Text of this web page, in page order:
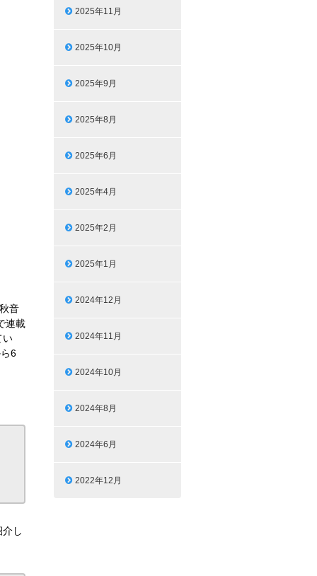
音
連載
い
6
し
2025年11月
2025年10月
2025年9月
2025年8月
2025年6月
2025年4月
2025年2月
2025年1月
2024年12月
2024年11月
2024年10月
2024年8月
2024年6月
2022年12月